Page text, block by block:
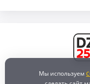
Мы используем